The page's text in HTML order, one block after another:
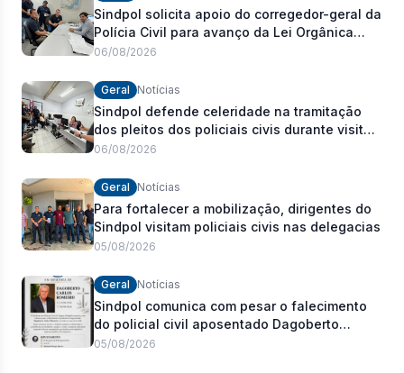
Sindpol solicita apoio do corregedor-geral da
Polícia Civil para avanço da Lei Orgânica
Estadual
06/08/2026
Geral Notícias
Sindpol defende celeridade na tramitação
dos pleitos dos policiais civis durante visita
às delegacias
06/08/2026
Geral Notícias
Para fortalecer a mobilização, dirigentes do
Sindpol visitam policiais civis nas delegacias
05/08/2026
Geral Notícias
Sindpol comunica com pesar o falecimento
do policial civil aposentado Dagoberto
Carlos Romeiro
05/08/2026